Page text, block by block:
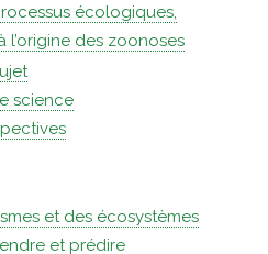
écologiques,
l’origine des zoonoses
science
et des écosystèmes
et prédire